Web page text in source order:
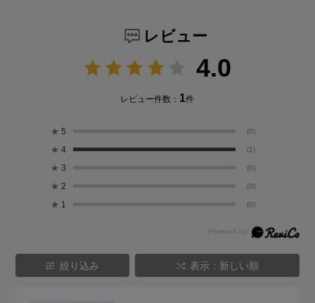
レビュー
4.0
レビュー件数： 1件
★ 5 (0)
★ 4 (1)
★ 3 (0)
★ 2 (0)
★ 1 (0)
絞り込み 表示：新しい順